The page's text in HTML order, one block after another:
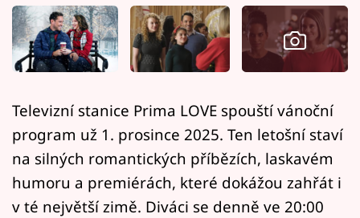
Mámy sobě
Sledujte nás
Televizní stanice Prima LOVE spouští vánoční
program už 1. prosince 2025. Ten letošní staví
na silných romantických příbězích, laskavém
humoru a premiérách, které dokážou zahřát i
v té největší zimě. Diváci se denně ve 20:00